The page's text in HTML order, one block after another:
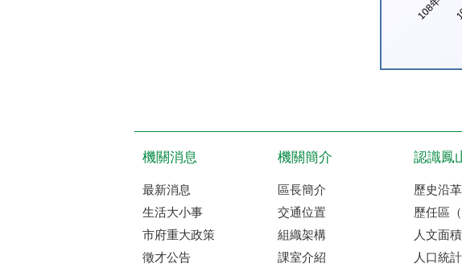
108年
機關消息
最新消息
生活大小事
市府重大政策
徵才公告
機關簡介
區長簡介
交通位置
組織架構
課室介紹
認識鳳
歷史沿革
歷任區
人文面積
人口統計